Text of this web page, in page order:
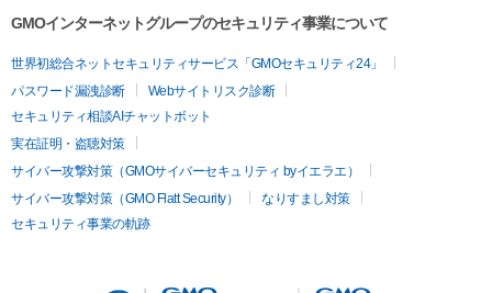
GMOインターネットグループのセキュリティ事業について
世界初総合ネットセキュリティサービス「GMOセキュリティ24」
パスワード漏洩診断
Webサイトリスク診断
セキュリティ相談AIチャットボット
実在証明・盗聴対策
サイバー攻撃対策（GMOサイバーセキュリティ byイエラエ）
サイバー攻撃対策（GMO Flatt Security）
なりすまし対策
セキュリティ事業の軌跡